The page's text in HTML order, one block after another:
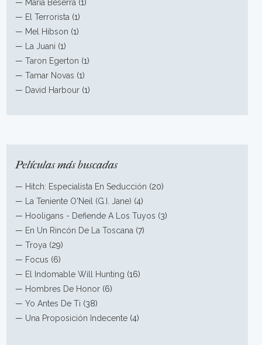
— Maria Beserra (1)
— El Terrorista (1)
— Mel Hibson (1)
—
La Juani (1)
—Taron Egerton (1)
—Tamar Novas (1)
— David Harbour (1)
Películas más buscadas
— Hitch: Especialista En Seducción (20)
—
La Teniente O'Neil (G.I. Jane) (4)
— Hooligans - Defiende A Los Tuyos (3)
— En Un Rincón De La Toscana (7)
—Troya (29)
— Focus (6)
— El Indomable Will Hunting (16)
— Hombres De Honor (6)
—Yo Antes De Ti (38)
— Una Proposición Indecente (4)